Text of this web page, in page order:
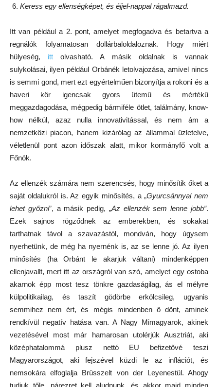
Keress egy ellenségképet, és éjjel-nappal rágalmazd.
Itt van például a 2. pont, amelyet megfogadva és betartva a
regnálók folyamatosan dollárbaloldaloznak. Hogy miért
hülyeség, itt olvasható. A másik oldalnak is vannak
sulykolásai, ilyen például Orbánék letolvajozása, amivel nincs
is semmi gond, mert ezt egyértelműen bizonyítja a rokoni és a
haveri kör igencsak gyors ütemű és mértékű
meggazdagodása, mégpedig bármiféle ötlet, találmány, know-
how nélkül, azaz nulla innovativitással, és nem ám a
nemzetközi piacon, hanem kizárólag az állammal üzletelve,
véletlenül pont azon időszak alatt, mikor kormányfő volt a
Főnök.
Az ellenzék számára nem szerencsés, hogy minősítik őket a
saját oldalukról is. Az egyik minősítés, a „Gyurcsánnyal nem
lehet győzni”, a másik pedig, „Az ellenzék sem lenne jobb”.
Ezek sajnos rögződnek az emberekben, és sokakat
tarthatnak távol a szavazástól, mondván, hogy úgysem
nyerhetünk, de még ha nyernénk is, az se lenne jó. Az ilyen
minősítés (ha Orbánt le akarjuk váltani) mindenképpen
ellenjavallt, mert itt az országról van szó, amelyet egy ostoba
akarnok épp most tesz tönkre gazdaságilag, ás el mélyre
külpolitikailag, és taszít gödörbe erkölcsileg, ugyanis
semmihez nem ért, és mégis mindenben ő dönt, aminek
rendkívül negatív hatása van. A Nagy Mimagyarok, akinek
vezetésével most már hamarosan utolérjük Ausztriát, aki
középhatalommá plusz nettó EU befizetővé teszi
Magyarországot, aki fejszével küzdi le az inflációt, és
nemsokára elfoglalja Brüsszelt von der Leyenestül. Ahogy
tudjuk tőle, párezret kell aludnunk, és akkor majd minden